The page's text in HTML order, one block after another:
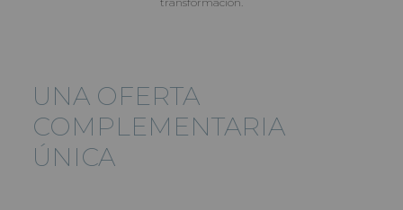
UNA OFERTA
COMPLEMENTARIA
ÚNICA